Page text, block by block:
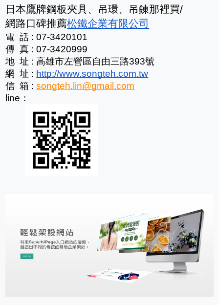
日本鷹牌鋼板夾具、吊環、吊鍊那裡買/
網路口碑推薦松鐵企業有限公司
電  話 : 07-3420101
傳  真 : 07-3420999
地  址 : 高雄市左營區自由三路393號
網  址 : http://www.songteh.com.tw
信  箱 : songteh.lin@gmail.com
line：